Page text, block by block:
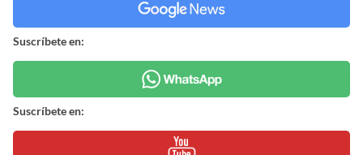
Suscríbete en:
Suscríbete en: